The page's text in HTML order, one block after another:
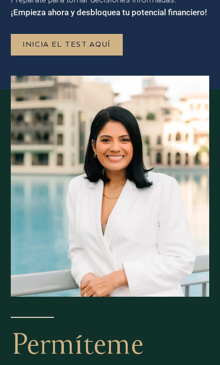
¡Empieza ahora y desbloquea tu potencial financiero!
INICIA EL TEST AQUÍ
Permíteme